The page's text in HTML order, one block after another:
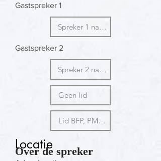
Gastspreker 1
Gastspreker 2
Locatie
Over de spreker